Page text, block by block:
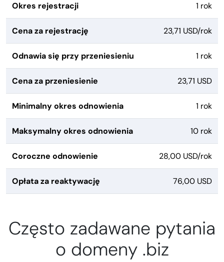
Okres rejestracji 1 rok
Cena za rejestrację 23,71 USD/rok
Odnawia się przy przeniesieniu 1 rok
Cena za przeniesienie 23,71 USD
Minimalny okres odnowienia 1 rok
Maksymalny okres odnowienia 10 rok
Coroczne odnowienie 28,00 USD/rok
Opłata za reaktywację 76,00 USD
Często zadawane pytania
o domeny .biz